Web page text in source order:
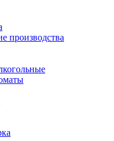
производства